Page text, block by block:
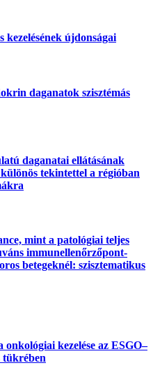
kezelésének újdonságai
daganatok szisztémás
daganatai ellátásának
tekintettel a régióban
mint a patológiai teljes
immunellenőrzőpont-
betegeknél: szisztematikus
kezelése az ESGO–
tükrében